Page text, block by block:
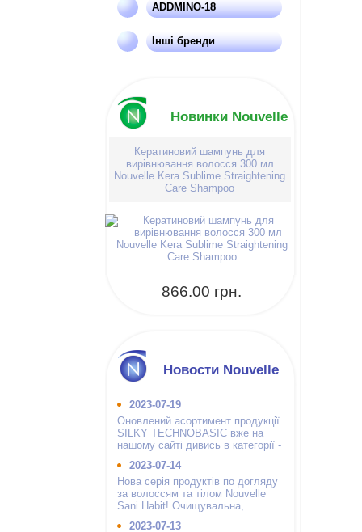
ADDMINO-18
Інші бренди
Новинки Nouvelle
Кератиновий шампунь для
вирівнювання волосся 300 мл
Nouvelle Kera Sublime Straightening
Care Shampoo
866.00 грн.
Новости Nouvelle
2023-07-19
Оновлений асортимент продукції
SILKY TECHNOBASIC вже на
нашому сайті дивись в категорії -
2023-07-14
Нова серія продуктів по догляду
за волоссям та тілом Nouvelle
Sani Habit! Очищувальна,
2023-07-13